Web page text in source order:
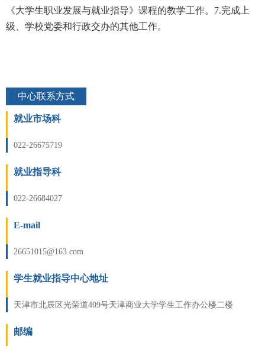
《大学生职业发展与就业指导》课程的教学工作。7.完成上
级、学校党委和行政交办的其他工作。
中心联系方式
就业市场科
022-26675719
就业指导科
022-26684027
E-mail
26651015@163.com
学生就业指导中心地址
天津市北辰区光荣道409号天津商业大学学生工作办公楼二楼
邮编